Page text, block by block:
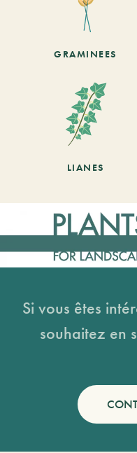
GRAMINEES
LIANES
Si vous êtes
souhaitez en